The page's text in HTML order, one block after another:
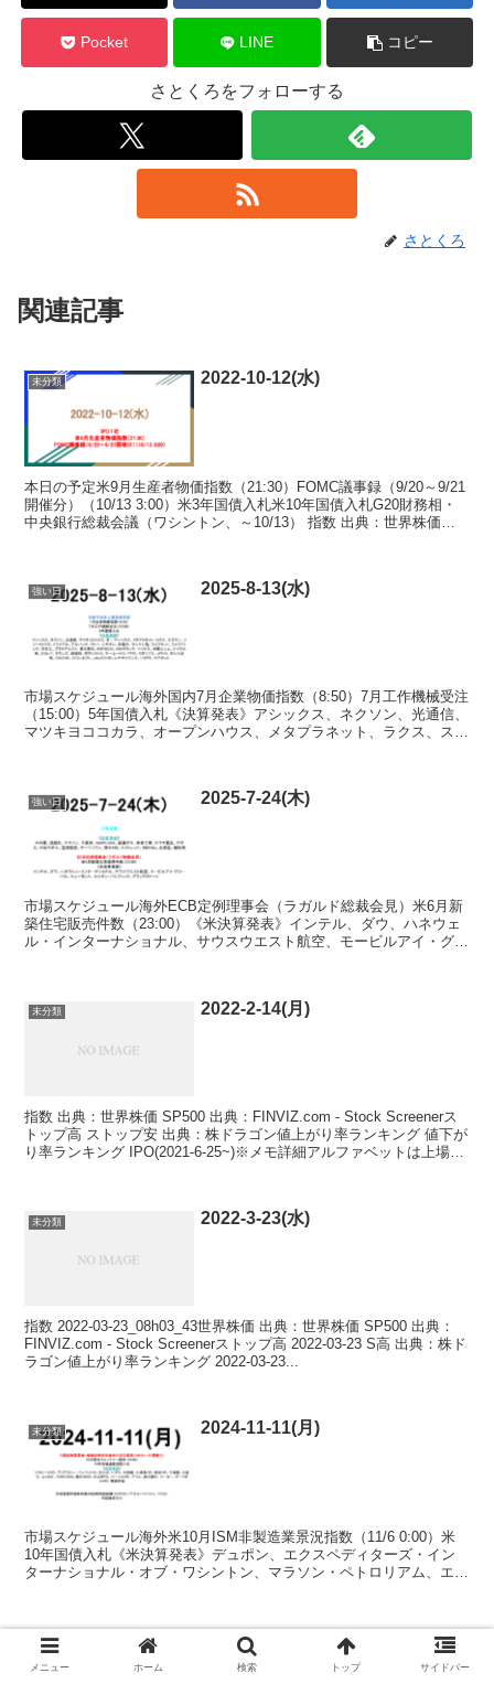
Pocket LINE コピー
さとくろをフォローする
さとくろ
関連記事
未分類 2022-10-12(水)
本日の予定米9月生産者物価指数（21:30）FOMC議事録（9/20～9/21
開催分）（10/13 3:00）米3年国債入札米10年国債入札G20財務相・
中央銀行総裁会議（ワシントン、～10/13） 指数 出典：世界株価
強い日 2025-8-13(水)
市場スケジュール海外国内7月企業物価指数（8:50）7月工作機械受注
（15:00）5年国債入札《決算発表》アシックス、ネクソン、光通信、
マツキヨココカラ、オープンハウス、メタプラネット、ラクス、スズ
強い日 2025-7-24(木)
市場スケジュール海外ECB定例理事会（ラガルド総裁会見）米6月新
築住宅販売件数（23:00）《米決算発表》インテル、ダウ、ハネウェ
ル・インターナショナル、サウスウエスト航空、モービルアイ・グロ
未分類 2022-2-14(月)
指数 出典：世界株価 SP500 出典：FINVIZ.com - Stock Screenerス
トップ高 ストップ安 出典：株ドラゴン値上がり率ランキング 値下が
り率ランキング IPO(2021-6-25~)※メモ詳細アルファベットは上場
未分類 2022-3-23(水)
指数 2022-03-23_08h03_43世界株価 出典：世界株価 SP500 出典：
FINVIZ.com - Stock Screenerストップ高 2022-03-23 S高 出典：株ド
ラゴン値上がり率ランキング 2022-03-23...
未分類 2024-11-11(月)
市場スケジュール海外米10月ISM非製造業景況指数（11/6 0:00）米
10年国債入札《米決算発表》デュポン、エクスペディターズ・イン
ターナショナル・オブ・ワシントン、マラソン・ペトロリアム、エマ
スポンサーリンク
メニュー ホーム 検索 トップ サイドバー